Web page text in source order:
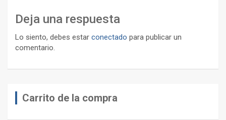
Deja una respuesta
Lo siento, debes estar conectado para publicar un
comentario.
Carrito de la compra